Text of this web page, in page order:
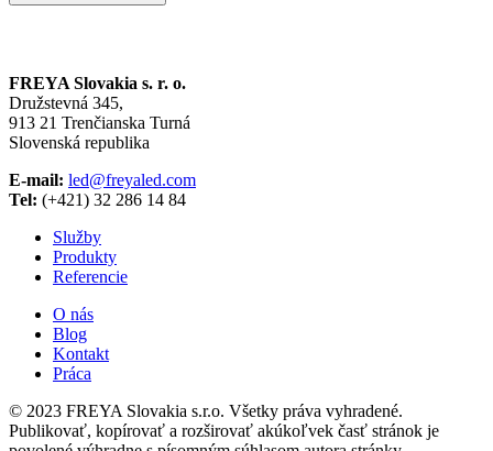
FREYA Slovakia s. r. o.
Družstevná 345,
913 21 Trenčianska Turná
Slovenská republika
E-mail: led@freyaled.com
Tel: (+421) 32 286 14 84
Služby
Produkty
Referencie
O nás
Blog
Kontakt
Práca
© 2023 FREYA Slovakia s.r.o. Všetky práva vyhradené.
Publikovať, kopírovať a rozširovať akúkoľvek časť stránok je